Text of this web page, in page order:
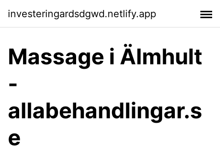
investeringardsdgwd.netlify.app
Massage i Älmhult
-
allabehandlingar.s
e